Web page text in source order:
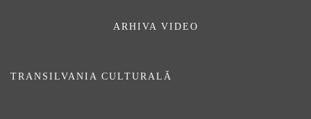
ARHIVA VIDEO
TRANSILVANIA CULTURALĂ